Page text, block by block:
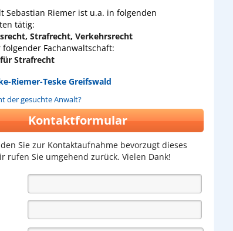
Sebastian Riemer ist u.a. in folgenden
tätig:
Strafrecht, Verkehrsrecht
Fachanwaltschaft:
Strafrecht
Riemer-Teske Greifswald
der gesuchte Anwalt?
Kontaktformular
Sie zur Kontaktaufnahme bevorzugt dieses
rufen Sie umgehend zurück. Vielen Dank!